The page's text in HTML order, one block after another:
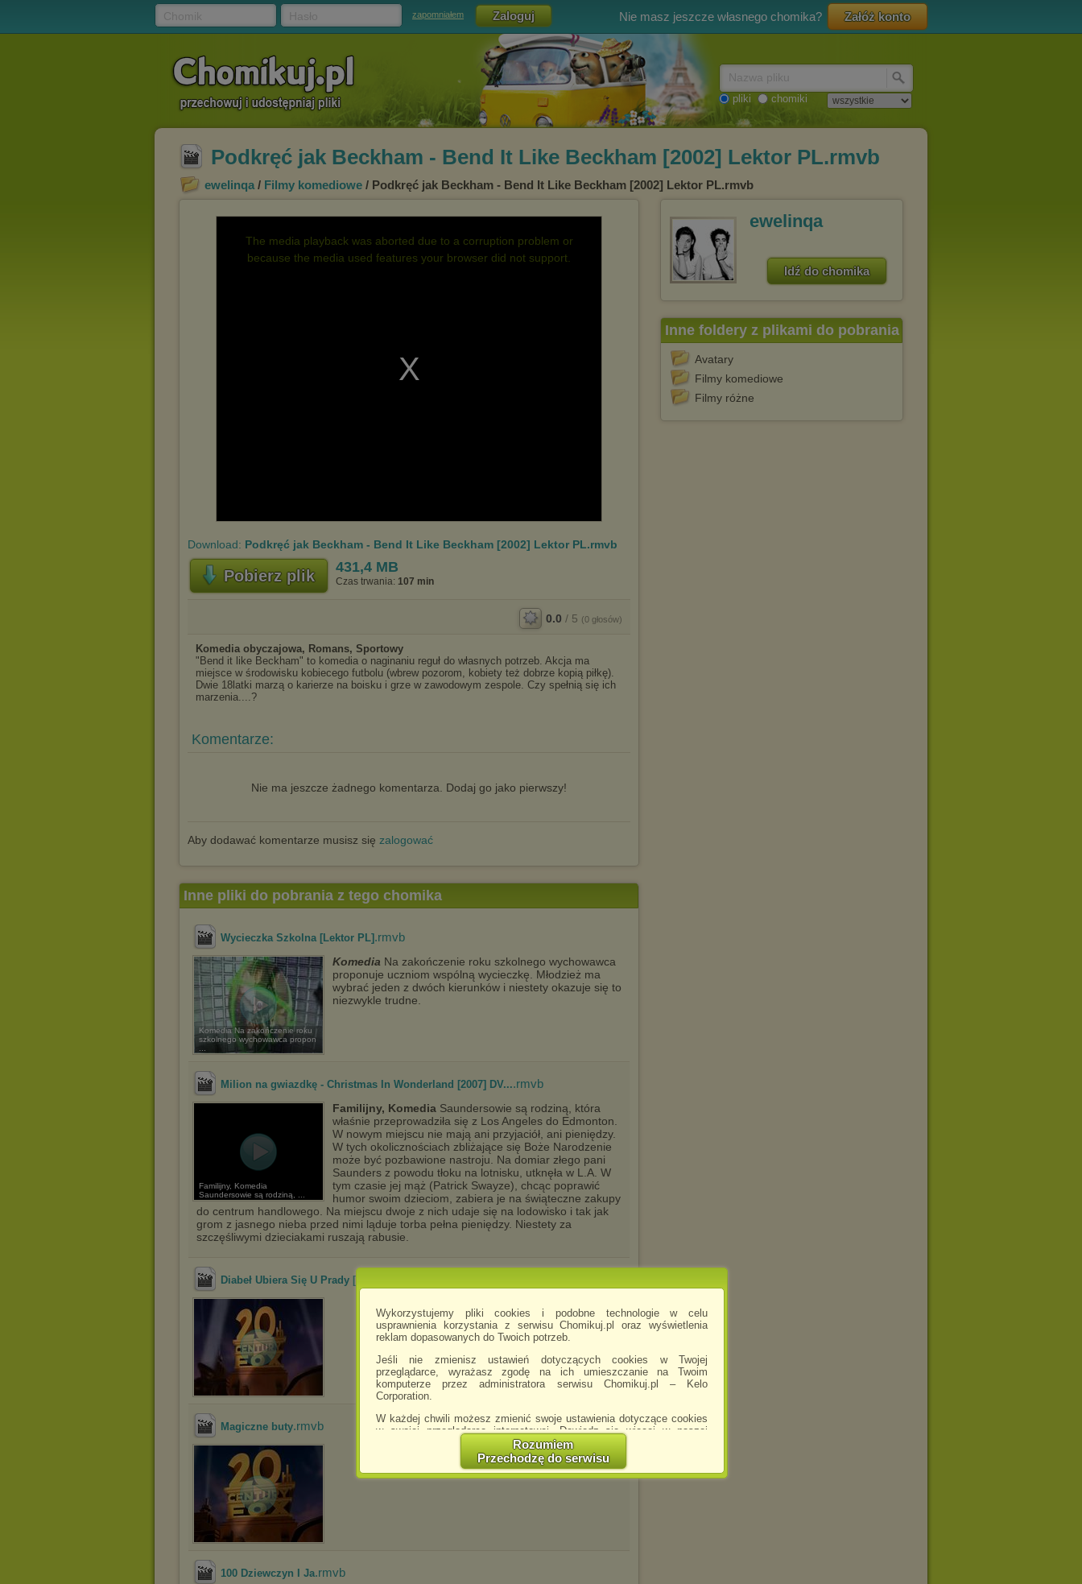
Wykorzystujemy pliki cookies i podobne technologie w celu
usprawnienia korzystania z serwisu Chomikuj.pl oraz wyświetlenia
reklam dopasowanych do Twoich potrzeb.
Jeśli nie zmienisz ustawień dotyczących cookies w Twojej
przeglądarce, wyrażasz zgodę na ich umieszczanie na Twoim
komputerze przez administratora serwisu Chomikuj.pl – Kelo
Corporation.
W każdej chwili możesz zmienić swoje ustawienia dotyczące cookies
w swojej przeglądarce internetowej. Dowiedz się więcej w naszej
http://chomikuj.pl/PolitykaPrywatnosci.aspx
Jednocześnie informujemy że zmiana ustawień przeglądarki może
spowodować ograniczenie korzystania ze strony Chomikuj.pl.
Rozumiem
Przechodzę do serwisu
zapomniałem Nie masz jeszcze własnego chomika? Załóż konto
pliki chomiki
Podkręć jak Beckham - Bend It Like Beckham [2002] Lektor PL.rmvb
ewelinqa / Filmy komediowe / Podkręć jak Beckham - Bend It Like Beckham [2002] Lektor PL.rmvb
The media playback was aborted due to a corruption problem or
because the media used features your browser did not support.
Download: Podkręć jak Beckham - Bend It Like Beckham [2002] Lektor PL.rmvb
Pobierz plik 431,4 MB
Czas trwania: 107 min
0.0 / 5 (0 głosów)
Komedia obyczajowa, Romans, Sportowy
"Bend it like Beckham" to komedia o naginaniu reguł do własnych potrzeb. Akcja ma
miejsce w środowisku kobiecego futbolu (wbrew pozorom, kobiety też dobrze kopią piłkę).
Dwie 18latki marzą o karierze na boisku i grze w zawodowym zespole. Czy spełnią się ich
marzenia....?
Komentarze:
Nie ma jeszcze żadnego komentarza. Dodaj go jako pierwszy!
Aby dodawać komentarze musisz się zalogować
ewelinqa
Idź do chomika
Inne foldery z plikami do pobrania
Avatary
Filmy komediowe
Filmy różne
Inne pliki do pobrania z tego chomika
Wycieczka Szkolna [Lektor PL] .rmvb
Komedia Na zakończenie roku
szkolnego wychowawca propon
Komedia Na zakończenie roku szkolnego wychowawca
proponuje uczniom wspólną wycieczkę. Młodzież ma
wybrać jeden z dwóch kierunków i niestety okazuje się to
niezwykle trudne.
Milion na gwiazdkę - Christmas In Wonderland [2007] DV....rmvb
Familijny, Komedia
Saundersowie są rodziną, ...
Familijny, Komedia Saundersowie są rodziną, która
właśnie przeprowadziła się z Los Angeles do Edmonton.
W nowym miejscu nie mają ani przyjaciół, ani pieniędzy.
W tych okolicznościach zbliżające się Boże Narodzenie
może być pozbawione nastroju. Na domiar złego pani
Saunders z powodu tłoku na lotnisku, utknęła w L.A. W
tym czasie jej mąż (Patrick Swayze), chcąc poprawić
humor swoim dzieciom, zabiera je na świąteczne zakupy
do centrum handlowego. Na miejscu dwoje z nich udaje się na lodowisko i tak jak
grom z jasnego nieba przed nimi ląduje torba pełna pieniędzy. Niestety za
szczęśliwymi dzieciakami ruszają rabusie.
Diabeł Ubiera Się U Prady [2006] [DVDrip] [LEKTOR PL] ...
Magiczne buty.rmvb
100 Dziewczyn I Ja.rmvb